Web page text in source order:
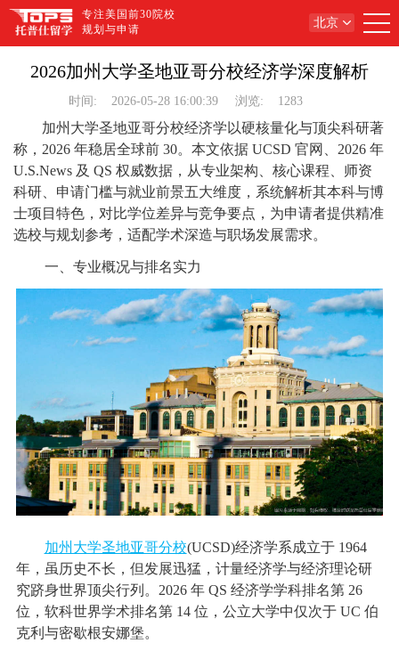
专注美国前30院校
规划与申请
北京
2026加州大学圣地亚哥分校经济学深度解析
时间: 2026-05-28 16:00:39 浏览: 1283
加州大学圣地亚哥分校经济学以硬核量化与顶尖科研著
称，2026 年稳居全球前 30。本文依据 UCSD 官网、2026 年
U.S.News 及 QS 权威数据，从专业架构、核心课程、师资
科研、申请门槛与就业前景五大维度，系统解析其本科与博
士项目特色，对比学位差异与竞争要点，为申请者提供精准
选校与规划参考，适配学术深造与职场发展需求。
一、专业概况与排名实力
加州大学圣地亚哥分校(UCSD)经济学系成立于 1964
年，虽历史不长，但发展迅猛，计量经济学与经济理论研
究跻身世界顶尖行列。2026 年 QS 经济学学科排名第 26
位，软科世界学术排名第 14 位，公立大学中仅次于 UC 伯
克利与密歇根安娜堡。